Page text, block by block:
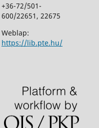
+36-72/501-
600/22651, 22675
Weblap:
https://lib.pte.hu/